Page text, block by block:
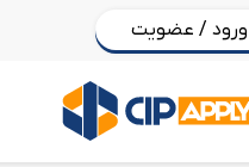
ورود / عضویت